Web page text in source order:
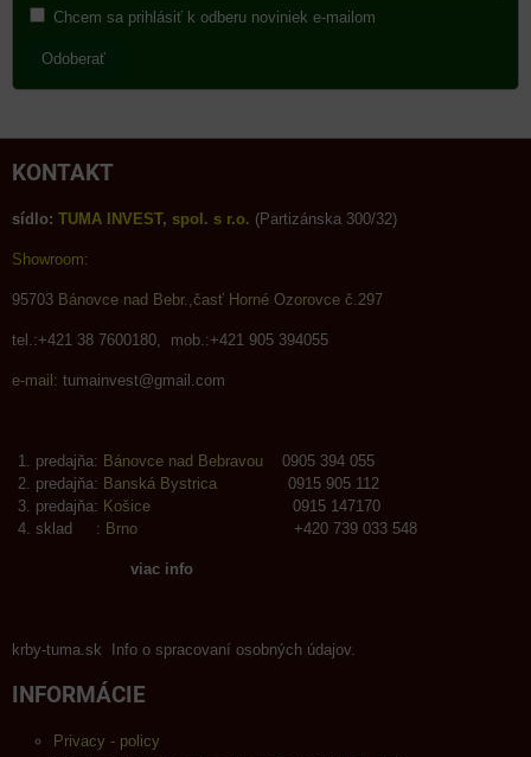
Chcem sa prihlásiť k odberu noviniek e-mailom
Odoberať
KONTAKT
sídlo: TUMA INVEST, spol. s r.o. (Partizánska 300/32)
Showroom:
95703 Bánovce nad Bebr.,časť Horné Ozorovce č.297
tel.:+421 38 7600180, mob.:+421 905 394055
e-mail: tumainvest@gmail.com
predajňa: Bánovce nad Bebravou 0905 394 055
predajňa: Banská Bystrica 0915 905 112
predajňa: Košice 0915 147170
sklad : Brno +420 739 033 548
viac info
krby-tuma.sk Info o spracovaní osobných údajov.
INFORMÁCIE
Privacy - policy